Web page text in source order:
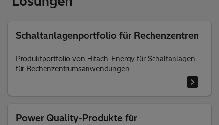
Schaltanlagenportfolio für Rechenzentren
Produktportfolio von Hitachi Energy für Schaltanlagen
für Rechenzentrumsanwendungen
Power Quality-Produkte für